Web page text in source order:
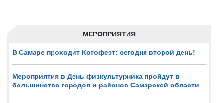
МЕРОПРИЯТИЯ
В Самаре проходит Котофест: сегодня второй день!
Мероприятия в День физкультурника пройдут в
большинстве городов и районов Самарской области